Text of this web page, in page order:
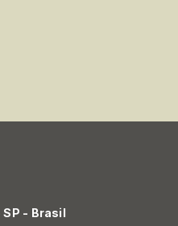
SP - Brasil